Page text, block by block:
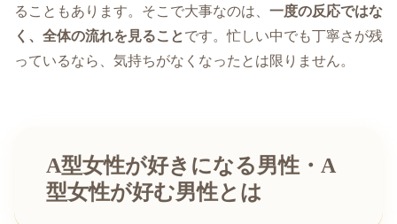
ることもあります。そこで大事なのは、 一度の反応ではな
く、全体の流れを見ることです。忙しい中でも丁寧さが残
っているなら、気持ちがなくなったとは限りません。
A型女性が好きになる男性・A
型女性が好む男性とは